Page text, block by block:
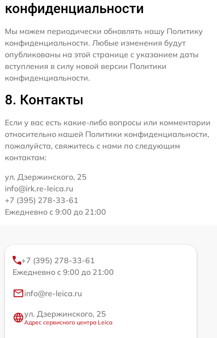
конфиденциальности
Мы можем периодически обновлять нашу Политику
конфиденциальности. Любые изменения будут
опубликованы на этой странице с указанием даты
вступления в силу новой версии Политики
конфиденциальности.
8. Контакты
Если у вас есть какие-либо вопросы или комментарии
относительно нашей Политики конфиденциальности,
пожалуйста, свяжитесь с нами по следующим
контактам:
ул. Дзержинского, 25
info@irk.re-leica.ru
+7 (395) 278-33-61
Ежедневно с 9:00 до 21:00
+7 (395) 278-33-61
Ежедневно с 9:00 до 21:00
info@re-leica.ru
ул. Дзержинского, 25
Адрес сервисного центра Leica